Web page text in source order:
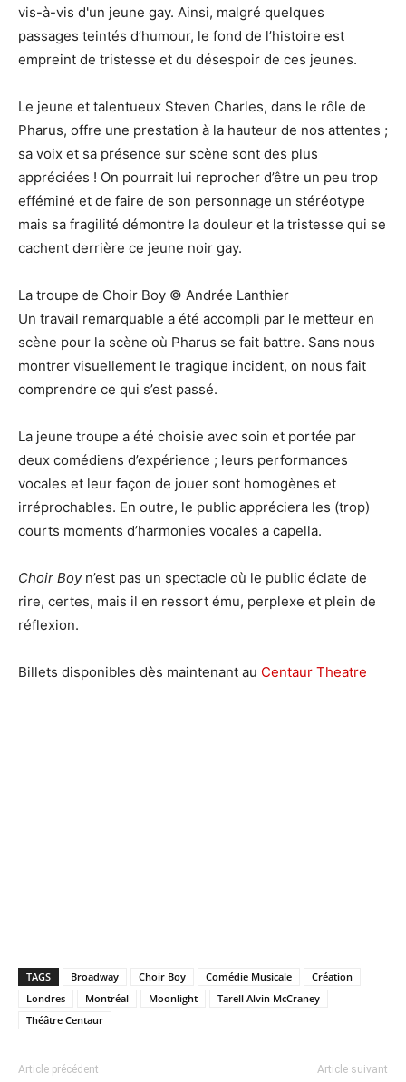
vis-à-vis d'un jeune gay. Ainsi, malgré quelques
passages teintés d’humour, le fond de l’histoire est
empreint de tristesse et du désespoir de ces jeunes.
Le jeune et talentueux Steven Charles, dans le rôle de
Pharus, offre une prestation à la hauteur de nos attentes ;
sa voix et sa présence sur scène sont des plus
appréciées ! On pourrait lui reprocher d’être un peu trop
efféminé et de faire de son personnage un stéréotype
mais sa fragilité démontre la douleur et la tristesse qui se
cachent derrière ce jeune noir gay.
La troupe de Choir Boy © Andrée Lanthier
Un travail remarquable a été accompli par le metteur en
scène pour la scène où Pharus se fait battre. Sans nous
montrer visuellement le tragique incident, on nous fait
comprendre ce qui s’est passé.
La jeune troupe a été choisie avec soin et portée par
deux comédiens d’expérience ; leurs performances
vocales et leur façon de jouer sont homogènes et
irréprochables. En outre, le public appréciera les (trop)
courts moments d’harmonies vocales a capella.
Choir Boyn’est pas un spectacle où le public éclate de
rire, certes, mais il en ressort ému, perplexe et plein de
réflexion.
Billets disponibles dès maintenant au Centaur Theatre
TAGS Broadway Choir Boy Comédie Musicale
Création
Londres
Montréal Moonlight
Tarell Alvin McCraney
Théâtre Centaur
Article précédent Article suivant